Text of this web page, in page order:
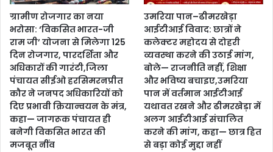
ग्रामीण रोजगार का नया
भरोसा: ‘विकसित भारत-जी
राम जी’ योजना से मिलेगा 125
दिन रोजगार, पारदर्शिता और
अधिकारों की गारंटी,जिला
पंचायत सीईओ हरसिमरनप्रीत
कौर ने जनपद अधिकारियों को
दिए प्रभावी क्रियान्वयन के मंत्र,
कहा— जागरूक पंचायत ही
बनेगी विकसित भारत की
मजबूत नींव
उमरिया पान–ढीमरखेड़ा
आईटीआई विवाद: छात्रों ने
कलेक्टर महोदय से दोहरी
व्यवस्था करने की उठाई मांग,
बोले— राजनीति नहीं, शिक्षा
और भविष्य बचाइए,उमरिया
पान में वर्तमान आईटीआई
यथावत रखने और ढीमरखेड़ा में
अलग आईटीआई संचालित
करने की मांग, कहा— छात्र हित
से बड़ा कोई मुद्दा नहीं